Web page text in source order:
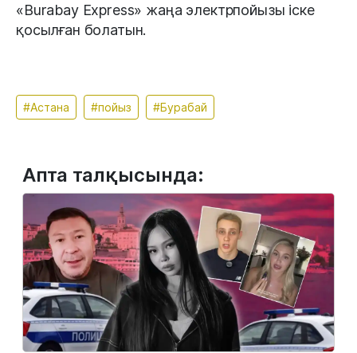
«Burabay Express» жаңа электрпойызы іске
қосылған болатын.
#Астана #пойыз #Бурабай
Апта талқысында: